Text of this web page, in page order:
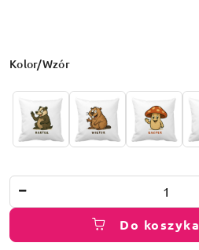
Wariant
Kolor/Wzór
Do koszyka